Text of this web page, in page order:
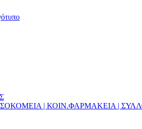
| ΚΟΙΝ.ΦΑΡΜΑΚΕΙΑ |